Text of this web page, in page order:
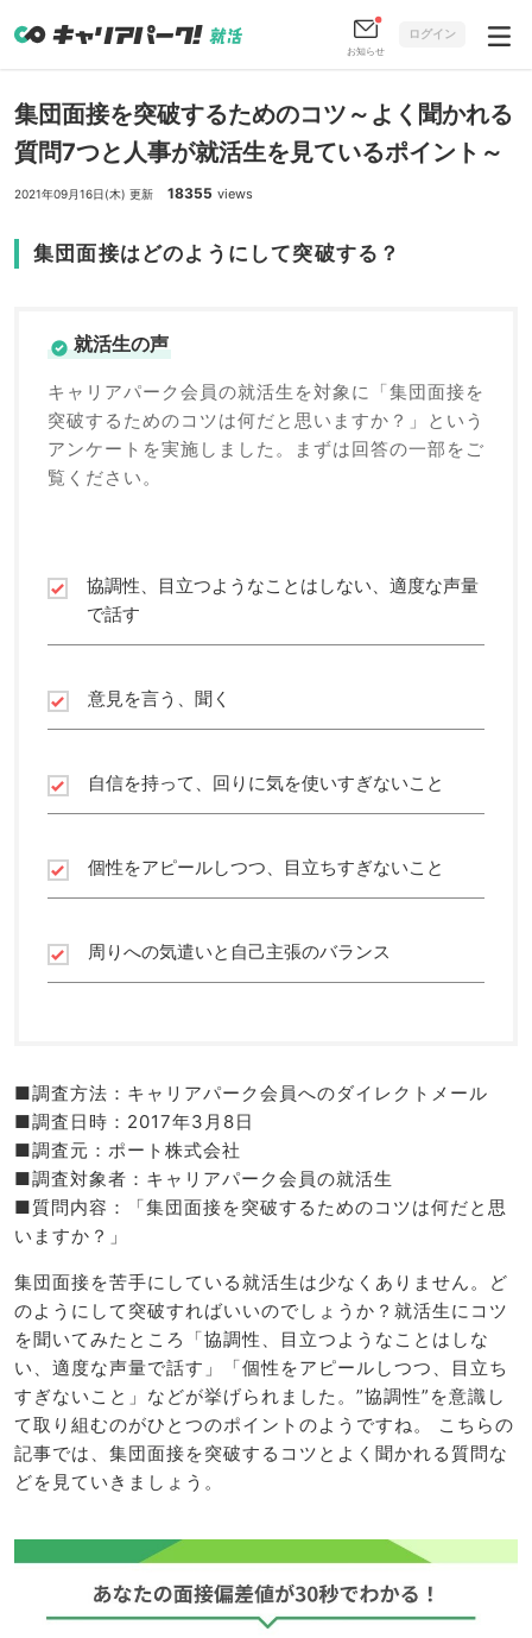
お知らせ
ログイン
集団面接を突破するためのコツ～よく聞かれる
質問7つと人事が就活生を見ているポイント～
2021年09月16日(木) 更新 18355 views
集団面接はどのようにして突破する？
就活生の声
キャリアパーク会員の就活生を対象に「集団面接を
突破するためのコツは何だと思いますか？」という
アンケートを実施しました。まずは回答の一部をご
覧ください。
協調性、目立つようなことはしない、適度な声量
で話す
意見を言う、聞く
自信を持って、回りに気を使いすぎないこと
個性をアピールしつつ、目立ちすぎないこと
周りへの気遣いと自己主張のバランス
■調査方法：キャリアパーク会員へのダイレクトメール
■調査日時：2017年3月8日
■調査元：ポート株式会社
■調査対象者：キャリアパーク会員の就活生
■質問内容：「集団面接を突破するためのコツは何だと思
いますか？」
集団面接を苦手にしている就活生は少なくありません。ど
のようにして突破すればいいのでしょうか？就活生にコツ
を聞いてみたところ「協調性、目立つようなことはしな
い、適度な声量で話す」「個性をアピールしつつ、目立ち
すぎないこと」などが挙げられました。”協調性”を意識し
て取り組むのがひとつのポイントのようですね。 こちらの
記事では、集団面接を突破するコツとよく聞かれる質問な
どを見ていきましょう。